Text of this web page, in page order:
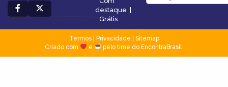
destaque
Grátis
Termos| Privacidade
Sitemap
Criado com
e pelo time do EncontraBrasil